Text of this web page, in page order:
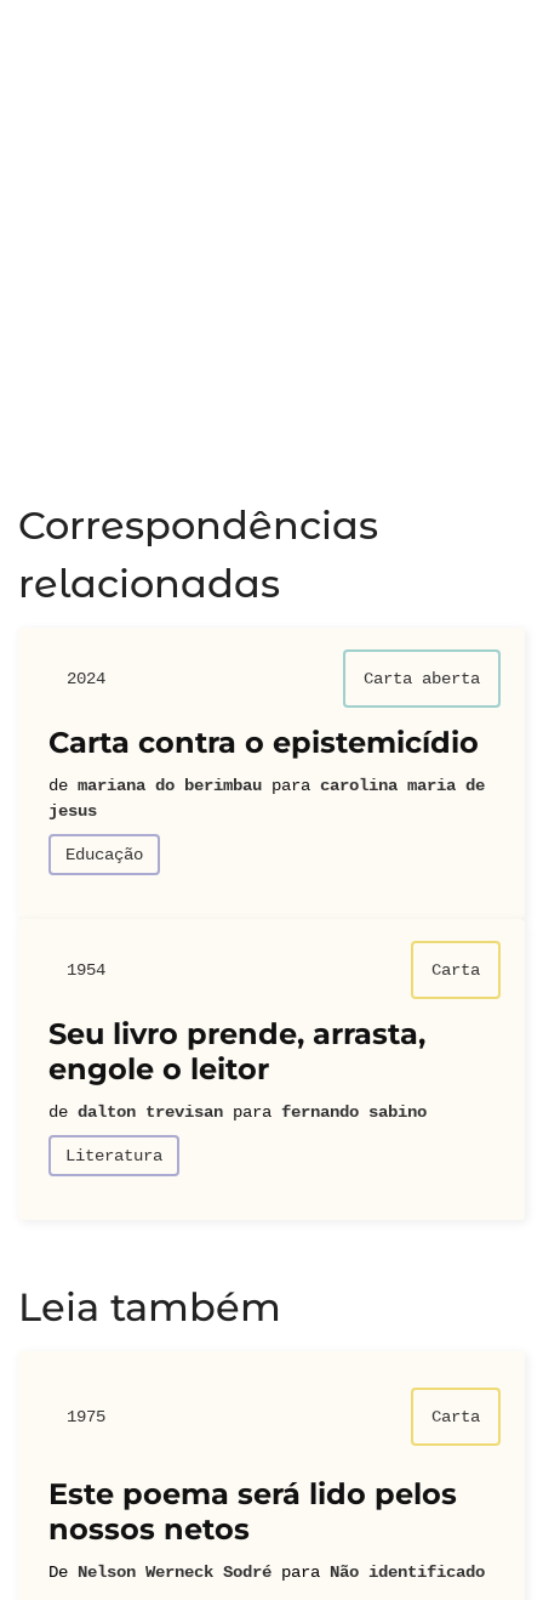
Correspondências
relacionadas
2024 Carta aberta
Carta contra o epistemicídio
de mariana do berimbau para carolina maria de
jesus
Educação
1954 Carta
Seu livro prende, arrasta,
engole o leitor
de dalton trevisan para fernando sabino
Literatura
Leia também
1975 Carta
Este poema será lido pelos
nossos netos
De Nelson Werneck Sodré para Não identificado